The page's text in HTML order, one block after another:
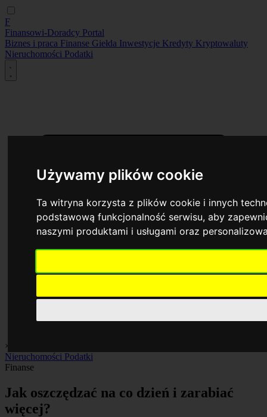
Używamy plików cookie
Ta witryna korzysta z plików cookie i innych
podstawową funkcjonalność serwisu,aby
naszymi produktami i usługami oraz
F
Finansowi-Doradcy Portal
Biznes i praca Finanse Giełda Inwestycje Kredyty Kryptowaluty
Nieruchomości Podatki
×
Nieruchomości Podatki
Finanse
Jak oszczędzać na co dzień i zarabiać
więcej?